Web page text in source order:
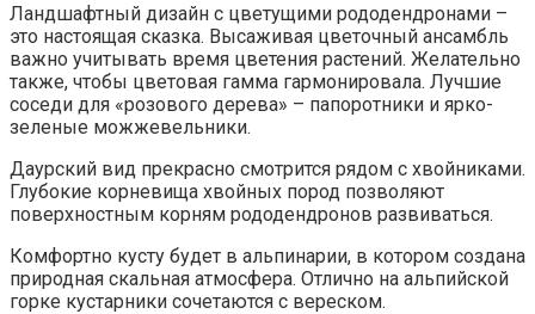
Ландшафтный дизайн с цветущими рододендронами –
это настоящая сказка. Высаживая цветочный ансамбль
важно учитывать время цветения растений. Желательно
также, чтобы цветовая гамма гармонировала. Лучшие
соседи для «розового дерева» – папоротники и ярко-
зеленые можжевельники.
Даурский вид прекрасно смотрится рядом с хвойниками.
Глубокие корневища хвойных пород позволяют
поверхностным корням рододендронов развиваться.
Комфортно кусту будет в альпинарии, в котором создана
природная скальная атмосфера. Отлично на альпийской
горке кустарники сочетаются с вереском.